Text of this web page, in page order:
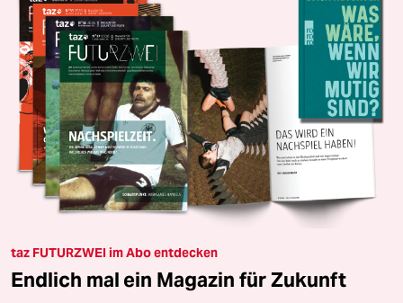
taz FUTURZWEI im Abo entdecken
Endlich mal ein Magazin für Zukunft